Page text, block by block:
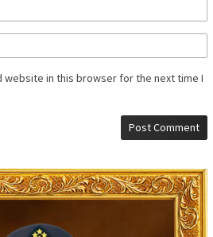
website in this browser for the next time I